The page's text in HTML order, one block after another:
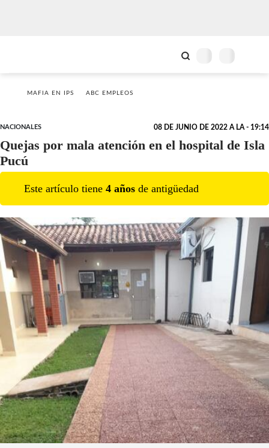
MAFIA EN IPS ABC EMPLEOS
NACIONALES 08 DE JUNIO DE 2022 A LA - 19:14
Quejas por mala atención en el hospital de Isla
Pucú
Este artículo tiene 4 años de antigüedad